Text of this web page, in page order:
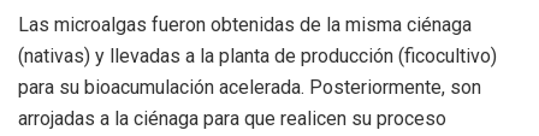
Las microalgas fueron obtenidas de la misma ciénaga
(nativas) y llevadas a la planta de producción (ficocultivo)
para su bioacumulación acelerada. Posteriormente, son
arrojadas a la ciénaga para que realicen su proceso